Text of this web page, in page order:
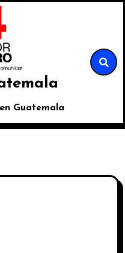
Guatemala